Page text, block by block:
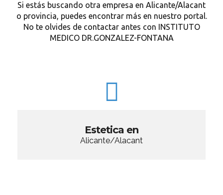
Si estás buscando otra empresa en Alicante/Alacant
o provincia, puedes encontrar más en nuestro portal.
No te olvides de contactar antes con INSTITUTO
MEDICO DR.GONZALEZ-FONTANA
Estetica en
Alicante/Alacant